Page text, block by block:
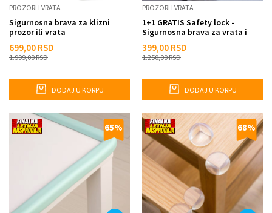
PROZORI I VRATA
Sigurnosna brava za klizni
prozor ili vrata
699,00 RSD
1.999,00RSD
DODAJ U KORPU
PROZORI I VRATA
1+1 GRATIS Safety lock -
Sigurnosna brava za vrata i
399,00 RSD
1.250,00RSD
DODAJ U KORPU
65% 68%